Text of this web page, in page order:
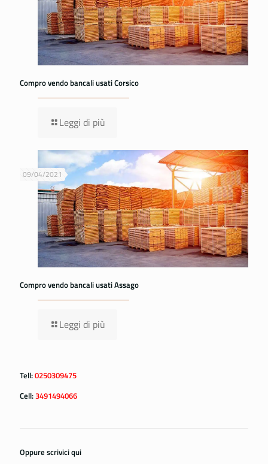
Compro vendo bancali usati Corsico
Leggi di più
09/04/2021
Compro vendo bancali usati Assago
Leggi di più
Tell:0250309475
Cell:3491494066
Oppure scrivici qui